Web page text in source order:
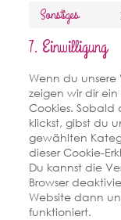
Sonstiges
7. Einwilligung
Wenn du unsere
zeigen wir dir
Cookies. Sobald
klickst, gibst du
gewählten
dieser Cookie-
Du kannst die
Browser
Website dann
funktioniert.